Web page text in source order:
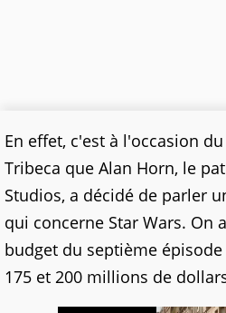
En effet, c'est à l'occasion
Tribeca que Alan Horn, le
Studios, a décidé de parler
qui concerne Star Wars. On
budget du septième
175 et 200 millions de